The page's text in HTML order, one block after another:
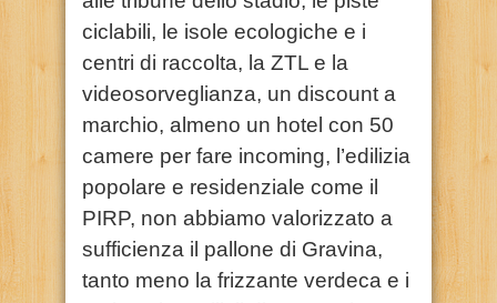
ciclabili, le isole ecologiche e i
centri di raccolta, la ZTL e la
videosorveglianza, un discount a
marchio, almeno un hotel con 50
camere per fare incoming, l’edilizia
popolare e residenziale come il
PIRP, non abbiamo valorizzato a
sufficienza il pallone di Gravina,
tanto meno la frizzante verdeca e i